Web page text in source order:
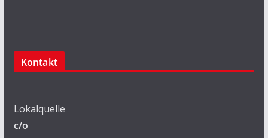
Kontakt
Lokalquelle
c/o